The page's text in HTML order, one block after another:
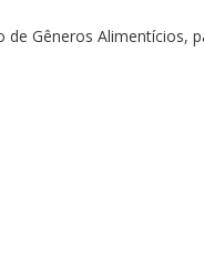
de Gêneros Alimentícios,